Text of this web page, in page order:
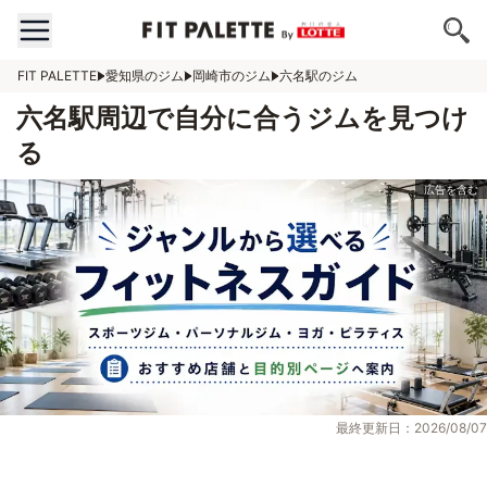
FIT PALETTE 愛知県のジム 岡崎市のジム 六名駅のジム
六名駅周辺で自分に合うジムを見つけ
る
最終更新日：2026/08/07